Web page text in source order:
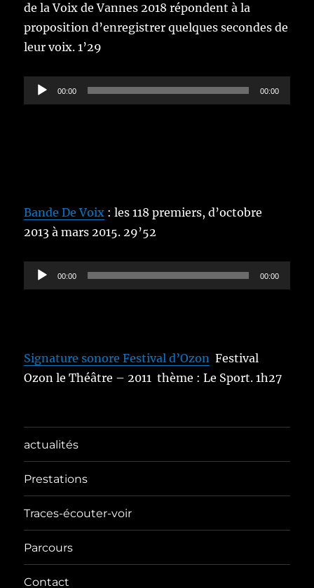
de la Voix de Vannes 2018 répondent à la
proposition d’enregistrer quelques secondes de
leur voix. 1’29
Lecteur
audio
00:00 00:00
Bande De Voix : les 118 premiers, d’octobre
2013 à mars 2015. 29’52
Lecteur
audio
00:00 00:00
Signature sonore Festival d’Ozon Festival
Ozon le Théâtre – 2011 thème : Le Sport. 1h27
actualités
Prestations
Traces-écouter-voir
Parcours
Contact